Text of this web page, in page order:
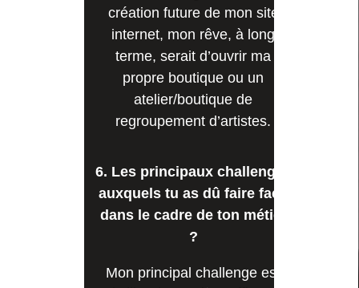
création future de mon site
internet, mon rêve, à long
terme, serait d’ouvrir ma
propre boutique ou un
atelier/boutique de
regroupement d’artistes.
6. Les principaux challenges
auxquels tu as dû faire face
dans le cadre de ton métier
?
Mon principal challenge est